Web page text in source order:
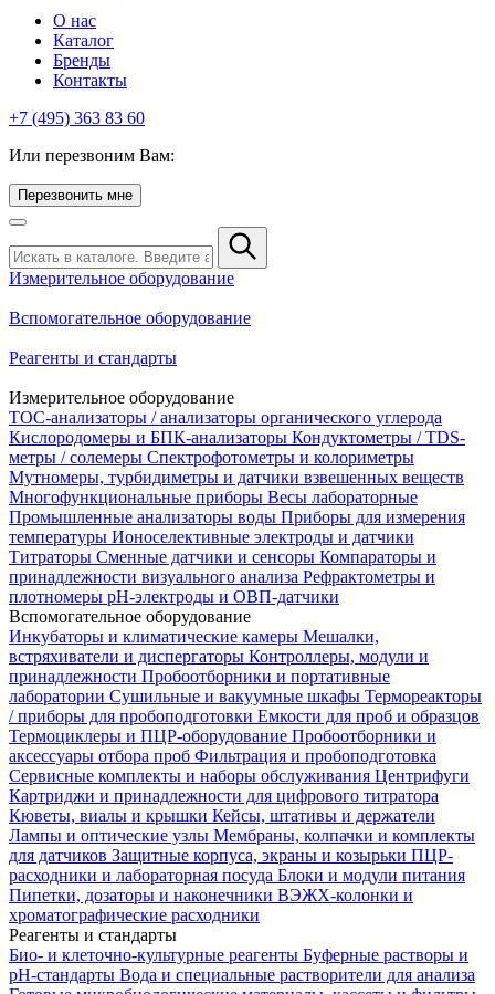
О нас
Каталог
Бренды
Контакты
+7 (495) 363 83 60
Или перезвоним Вам:
Перезвонить мне
Измерительное оборудование
Вспомогательное оборудование
Реагенты и стандарты
Измерительное оборудование
TOC-анализаторы / анализаторы органического углерода
Кислородомеры и БПК-анализаторы Кондуктометры / TDS-
метры / солемеры Спектрофотометры и колориметры
Мутномеры, турбидиметры и датчики взвешенных веществ
Многофункциональные приборы Весы лабораторные
Промышленные анализаторы воды Приборы для измерения
температуры Ионоселективные электроды и датчики
Титраторы Сменные датчики и сенсоры Компараторы и
принадлежности визуального анализа Рефрактометры и
плотномеры pH-электроды и ОВП-датчики
Вспомогательное оборудование
Инкубаторы и климатические камеры Мешалки,
встряхиватели и диспергаторы Контроллеры, модули и
принадлежности Пробоотборники и портативные
лаборатории Сушильные и вакуумные шкафы Термореакторы
/ приборы для пробоподготовки Емкости для проб и образцов
Термоциклеры и ПЦР-оборудование Пробоотборники и
аксессуары отбора проб Фильтрация и пробоподготовка
Сервисные комплекты и наборы обслуживания Центрифуги
Картриджи и принадлежности для цифрового титратора
Кюветы, виалы и крышки Кейсы, штативы и держатели
Лампы и оптические узлы Мембраны, колпачки и комплекты
для датчиков Защитные корпуса, экраны и козырьки ПЦР-
расходники и лабораторная посуда Блоки и модули питания
Пипетки, дозаторы и наконечники ВЭЖХ-колонки и
хроматографические расходники
Реагенты и стандарты
Био- и клеточно-культурные реагенты Буферные растворы и
pH-стандарты Вода и специальные растворители для анализа